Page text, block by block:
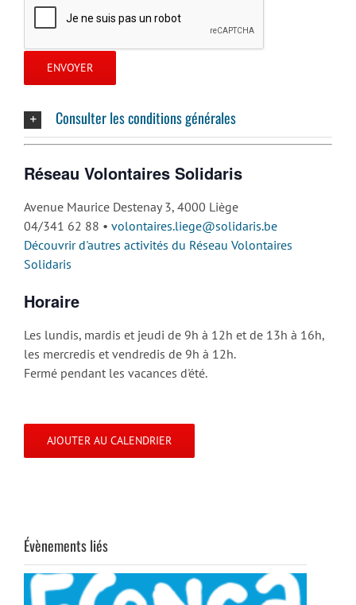
Consulter les conditions générales
Réseau Volontaires Solidaris
Avenue Maurice Destenay 3, 4000 Liège
04/341 62 88 • volontaires.liege@solidaris.be
Découvrir d'autres activités du Réseau Volontaires
Solidaris
Horaire
Les lundis, mardis et jeudi de 9h à 12h et de 13h à 16h,
les mercredis et vendredis de 9h à 12h.
Fermé pendant les vacances d'été.
AJOUTER AU CALENDRIER
Évènements liés